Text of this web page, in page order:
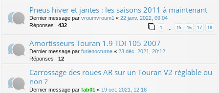
Pneus hiver et jantes : les saisons 2011 à maintenant
Dernier message par vroumvroum1 « 22 janv. 2022, 09:04
Réponses : 432 1 15 16 17 18
Amortisseurs Touran 1.9 TDI 105 2007
Dernier message par furienocturne « 23 déc. 2021, 20:12
Réponses : 12
Carrossage des roues AR sur un Touran V2 réglable ou
non ?
Dernier message par fab01 « 19 oct. 2021, 12:18